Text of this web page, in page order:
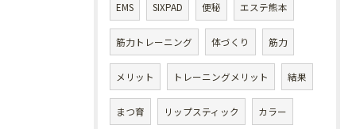
EMS SIXPAD 便秘 エステ熊本
筋力トレーニング 体づくり 筋力
メリット トレーニングメリット 結果
まつ育 リップスティック カラー